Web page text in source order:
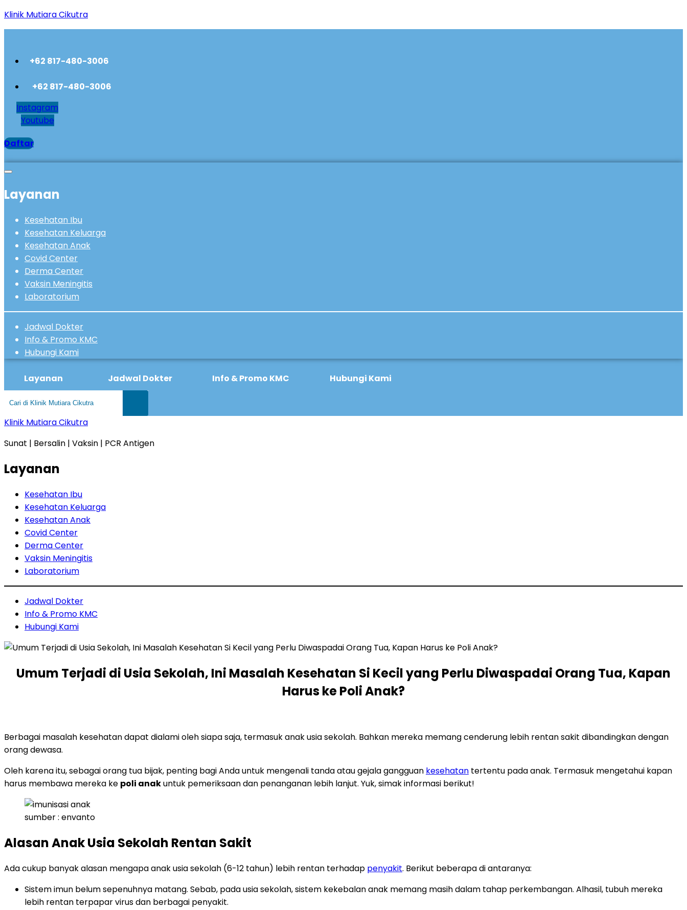
Klinik Mutiara Cikutra
+62 817-480-3006
+62 817-480-3006
Instagram
Youtube
Daftar
Layanan
Kesehatan Ibu
Kesehatan Keluarga
Kesehatan Anak
Covid Center
Derma Center
Vaksin Meningitis
Laboratorium
Jadwal Dokter
Info & Promo KMC
Hubungi Kami
Layanan Jadwal Dokter Info & Promo KMC Hubungi Kami
Klinik Mutiara Cikutra
Sunat | Bersalin | Vaksin | PCR Antigen
Layanan
Kesehatan Ibu
Kesehatan Keluarga
Kesehatan Anak
Covid Center
Derma Center
Vaksin Meningitis
Laboratorium
Jadwal Dokter
Info & Promo KMC
Hubungi Kami
Umum Terjadi di Usia Sekolah, Ini Masalah Kesehatan Si Kecil yang Perlu Diwaspadai Orang Tua, Kapan
Harus ke Poli Anak?
Berbagai masalah kesehatan dapat dialami oleh siapa saja, termasuk anak usia sekolah. Bahkan mereka memang cenderung lebih rentan sakit dibandingkan dengan
orang dewasa.
Oleh karena itu, sebagai orang tua bijak, penting bagi Anda untuk mengenali tanda atau gejala gangguan kesehatan tertentu pada anak. Termasuk mengetahui kapan
harus membawa mereka ke poli anakuntuk pemeriksaan dan penanganan lebih lanjut. Yuk, simak informasi berikut!
sumber : envanto
Alasan Anak Usia Sekolah Rentan Sakit
Ada cukup banyak alasan mengapa anak usia sekolah (6-12 tahun) lebih rentan terhadap penyakit. Berikut beberapa di antaranya:
Sistem imun belum sepenuhnya matang. Sebab, pada usia sekolah, sistem kekebalan anak memang masih dalam tahap perkembangan. Alhasil, tubuh mereka
lebih rentan terpapar virus dan berbagai penyakit.